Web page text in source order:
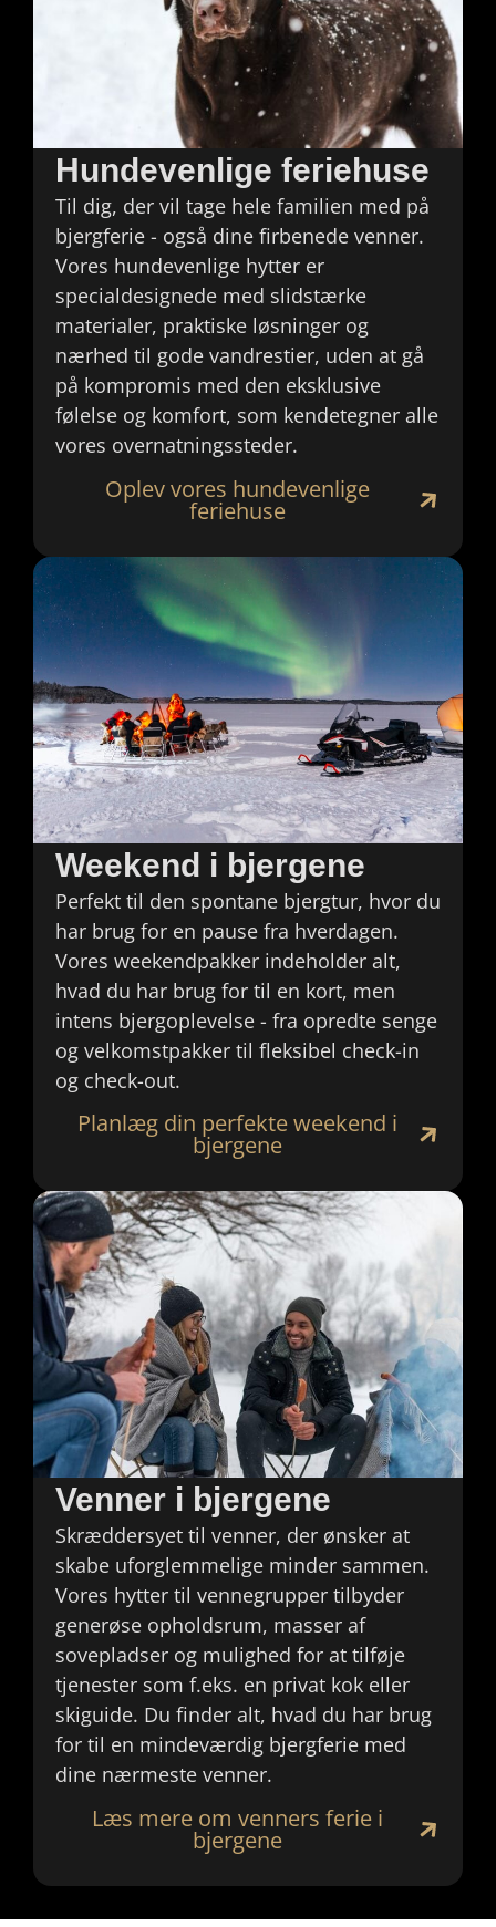
Hundevenlige feriehuse
Til dig, der vil tage hele familien med på
bjergferie - også dine firbenede venner.
Vores hundevenlige hytter er
specialdesignede med slidstærke
materialer, praktiske løsninger og
nærhed til gode vandrestier, uden at gå
på kompromis med den eksklusive
følelse og komfort, som kendetegner alle
vores overnatningssteder.
Oplev vores hundevenlige
feriehuse
Weekend i bjergene
Perfekt til den spontane bjergtur, hvor du
har brug for en pause fra hverdagen.
Vores weekendpakker indeholder alt,
hvad du har brug for til en kort, men
intens bjergoplevelse - fra opredte senge
og velkomstpakker til fleksibel check-in
og check-out.
Planlæg din perfekte weekend i
bjergene
Venner i bjergene
Skræddersyet til venner, der ønsker at
skabe uforglemmelige minder sammen.
Vores hytter til vennegrupper tilbyder
generøse opholdsrum, masser af
sovepladser og mulighed for at tilføje
tjenester som f.eks. en privat kok eller
skiguide. Du finder alt, hvad du har brug
for til en mindeværdig bjergferie med
dine nærmeste venner.
Læs mere om venners ferie i
bjergene